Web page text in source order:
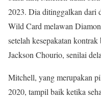
2023. Dia ditinggalkan dari
Wild Card melawan
setelah kesepakatan
Jackson Chourio, senilai
Mitchell, yang merupakan
2020, tampil baik ketika